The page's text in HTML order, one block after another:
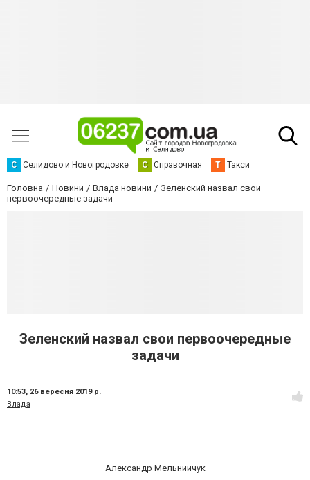
С Селидово и Новогродовке С Справочная Т Такси
Головна Новини Влада новини
Зеленский назвал свои
первоочередные задачи
Зеленский назвал свои первоочередные
задачи
10:53, 26 вересня 2019 р.
Влада
Александр Мельнийчук